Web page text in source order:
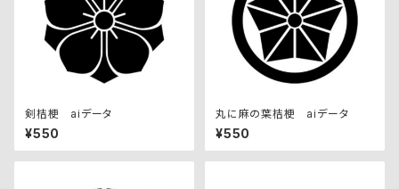
剣桔梗 aiデータ
¥550
丸に麻の葉桔梗 aiデータ
¥550